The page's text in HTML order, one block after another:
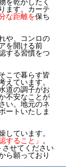
を乾かしたく
ます。カーテ
な距離を保ち
や、コンロの
を開ける前
する習慣をつ
こで暮らす皆
えています。
道の調子がお
不安なことが
い。地元のネ
ートいたしま
しています。
すること」
。
せてください
ら願っており